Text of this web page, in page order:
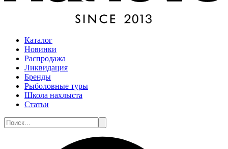
Каталог
Новинки
Распродажа
Ликвидация
Бренды
Рыболовные туры
Школа нахлыста
Статьи